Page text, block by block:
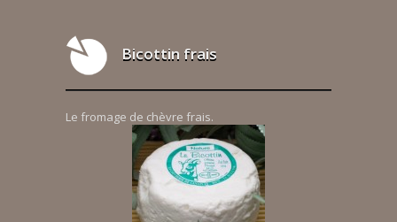
Bicottin frais
Le fromage de chèvre frais.